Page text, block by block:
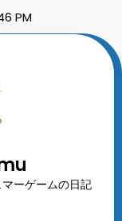
PM
ーゲームの日記